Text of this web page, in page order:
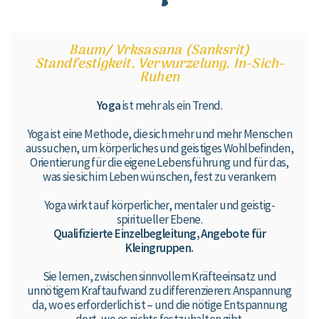
Baum/ Vrksasana (Sanksrit)
Standfestigkeit, Verwurzelung, In-Sich-
Ruhen
Yogaist mehr als ein Trend.
Yoga ist eine Methode, die sich mehr und mehr Menschen
aussuchen, um körperliches und geistiges Wohlbefinden,
Orientierung für die eigene Lebensführung und für das,
was sie sich im Leben wünschen, fest zu verankern
Yoga wirkt auf körperlicher, mentaler und geistig-
spiritueller Ebene.
Qualifizierte Einzelbegleitung, Angebote für
Kleingruppen.
Sie lernen, zwischen sinnvollem Kräfteeinsatz und
unnötigem Kraftaufwand zu differenzieren: Anspannung
da, wo es erforderlich ist – und die nötige Entspannung